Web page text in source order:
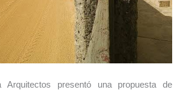
Arquitectos presentó una propuesta de